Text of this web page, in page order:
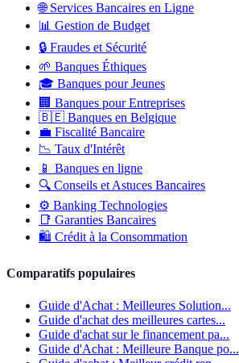
🌐 Services Bancaires en Ligne
📊 Gestion de Budget
🔒 Fraudes et Sécurité
🌱 Banques Éthiques
🎓 Banques pour Jeunes
🏢 Banques pour Entreprises
🇧🇪 Banques en Belgique
💼 Fiscalité Bancaire
📉 Taux d'Intérêt
📱 Banques en ligne
🔍 Conseils et Astuces Bancaires
⚙️ Banking Technologies
📑 Garanties Bancaires
🛍️ Crédit à la Consommation
Comparatifs populaires
Guide d'Achat : Meilleures Solution...
Guide d'achat des meilleures cartes...
Guide d'achat sur le financement pa...
Guide d'Achat : Meilleure Banque po...